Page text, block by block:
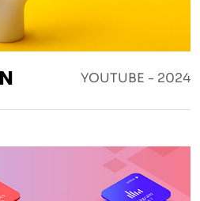
YOUTUBE - 2024